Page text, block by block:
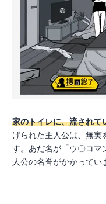
家のトイレに、流され
げられた主人公は、無実
す。あだ名が「ウ〇コマ
人公の名誉がかかってい